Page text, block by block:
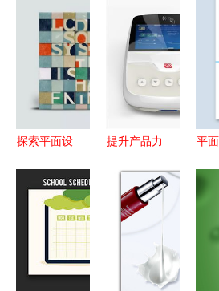
探索平面设
排的智慧技
提升产品力
片与外壳之
美打造工业
设计服务平
台关键点
平
从
册